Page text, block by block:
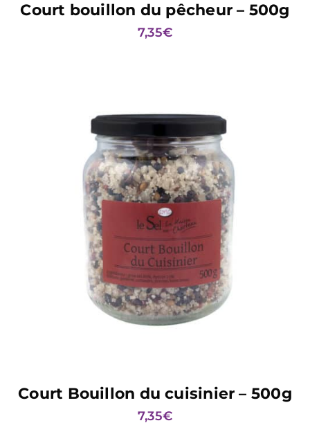
Court bouillon du pêcheur – 500g
7,35€
Court Bouillon du cuisinier – 500g
7,35€